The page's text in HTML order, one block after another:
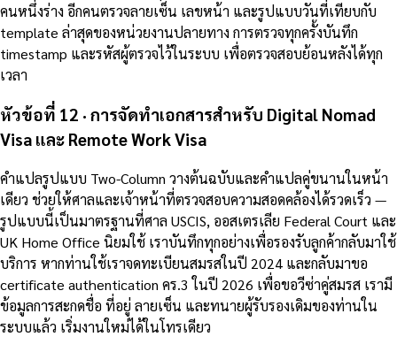
คนหนึ่งร่าง อีกคนตรวจลายเซ็น เลขหน้า และรูปแบบวันที่เทียบกับ
template ล่าสุดของหน่วยงานปลายทาง การตรวจทุกครั้งบันทึก
timestamp และรหัสผู้ตรวจไว้ในระบบ เพื่อตรวจสอบย้อนหลังได้ทุก
เวลา
หัวข้อที่ 12 · การจัดทำเอกสารสำหรับ Digital Nomad
Visa และ Remote Work Visa
คำแปลรูปแบบ Two-Column วางต้นฉบับและคำแปลคู่ขนานในหน้า
เดียว ช่วยให้ศาลและเจ้าหน้าที่ตรวจสอบความสอดคล้องได้รวดเร็ว —
รูปแบบนี้เป็นมาตรฐานที่ศาล USCIS, ออสเตรเลีย Federal Court และ
UK Home Office นิยมใช้ เราบันทึกทุกอย่างเพื่อรองรับลูกค้ากลับมาใช้
บริการ หากท่านใช้เราจดทะเบียนสมรสในปี 2024 และกลับมาขอ
certificate authentication คร.3 ในปี 2026 เพื่อขอวีซ่าคู่สมรส เรามี
ข้อมูลการสะกดชื่อ ที่อยู่ ลายเซ็น และทนายผู้รับรองเดิมของท่านใน
ระบบแล้ว เริ่มงานใหม่ได้ในโทรเดียว